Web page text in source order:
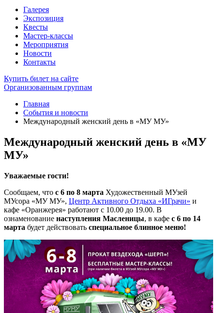
Галерея
Экспозиция
Квесты
Мастер-классы
Мероприятия
Новости
Контакты
Купить билет на сайте
Организованным группам
Главная
События и новости
Международный женский день в «МУ МУ»
Международный женский день в «МУ
МУ»
Уважаемые гости!
Сообщаем, что с 6 по 8 марта Художественный МУзей
МУсора «МУ МУ», Центр Активного Отдыха «ИГрачи» и
кафе «Оранжерея» работают с 10.00 до 19.00. В
ознаменование наступления Масленицы, в кафе с 6 по 14
марта будет действовать специальное блинное меню!